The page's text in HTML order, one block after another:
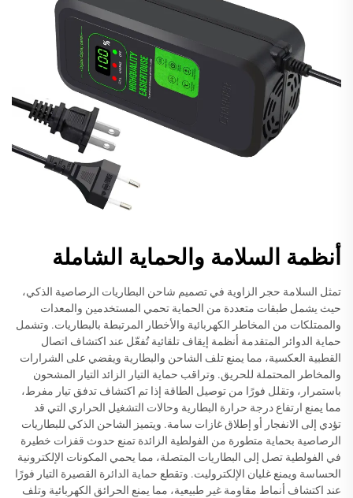
أنظمة السلامة والحماية الشاملة
تمثل السلامة حجر الزاوية في تصميم شاحن البطاريات الرصاصية الذكي،
حيث يشمل طبقات متعددة من الحماية تحمي المستخدمين والمعدات
والممتلكات من المخاطر الكهربائية والأخطار المرتبطة بالبطاريات. وتشمل
حماية الدوائر المتقدمة أنظمة إيقاف تلقائية تُفعّل عند اكتشاف اتصال
القطبية العكسية، مما يمنع تلف الشاحن والبطارية ويقضي على الشرارات
والمخاطر المحتملة للحريق. وتراقب حماية التيار الزائد التيار المشحون
باستمرار، وتقلل فورًا من توصيل الطاقة إذا تم اكتشاف تدفق تيار مفرط،
مما يمنع ارتفاع درجة حرارة البطارية وحالات التشغيل الحراري التي قد
تؤدي إلى الانفجار أو إطلاق غازات سامة. ويتميز الشاحن الذكي للبطاريات
الرصاصية بحماية متطورة من الفولطية الزائدة تمنع حدوث قفزات خطيرة
في الفولطية تصل إلى البطاريات المتصلة، مما يحمي المكونات الإلكترونية
الحساسة ويمنع غليان الإلكتروليت. وتقطع حماية الدائرة القصيرة التيار فورًا
عند اكتشاف أنماط مقاومة غير طبيعية، مما يمنع الحرائق الكهربائية وتلف